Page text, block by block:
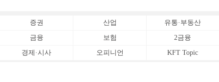
증권 산업 유통·부동산
금융 보험 2금융
경제·시사 오피니언 KFT Topic